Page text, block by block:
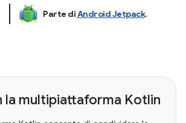
Parte diAndroid Jetpack.
la multipiattaforma Kotlin